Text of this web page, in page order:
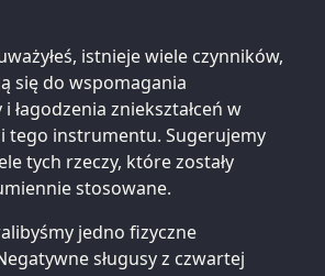
istnieje wiele czynników,
się do wspomagania
i łagodzenia zniekształceń w
tego instrumentu. Sugerujemy
tych rzeczy, które zostały
stosowane.
jedno fizyczne
sługusy z czwartej